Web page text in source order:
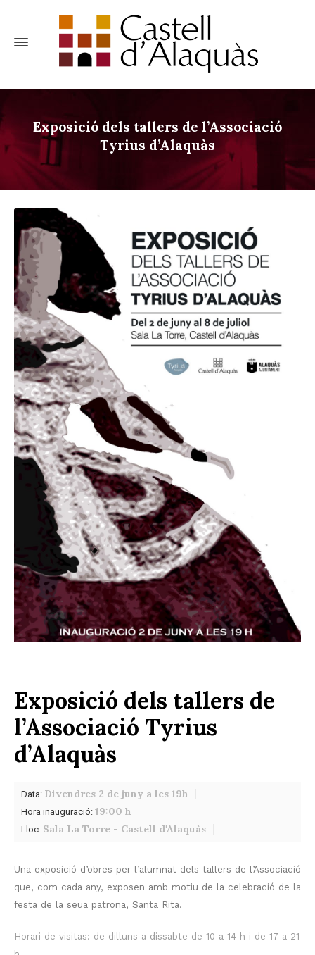
Exposició dels tallers de l’Associació
Tyrius d’Alaquàs
Exposició dels tallers de
l’Associació Tyrius
d’Alaquàs
Data: Divendres 2 de juny a les 19h
Hora inauguració: 19:00 h
Lloc: Sala La Torre - Castell d'Alaquàs
Una exposició d’obres per l’alumnat dels tallers de l’Associació
que, com cada any, exposen amb motiu de la celebració de la
festa de la seua patrona, Santa Rita.
Horari de visitas: de dilluns a dissabte de 10 a 14 h i de 17 a 21